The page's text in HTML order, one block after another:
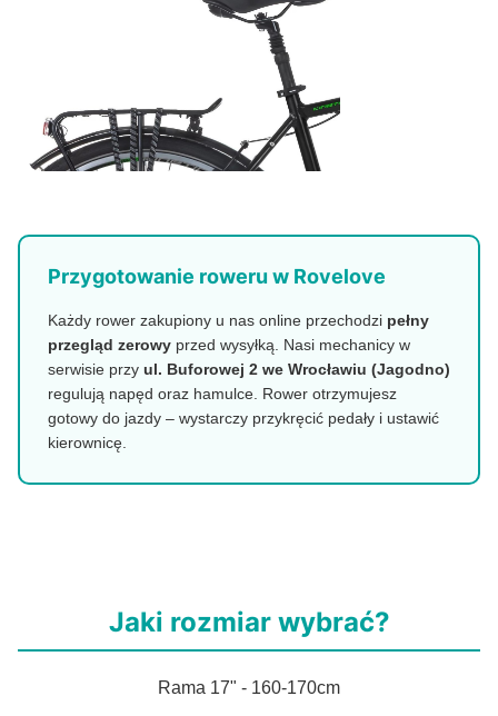
Przygotowanie roweru w Rovelove
Każdy rower zakupiony u nas online przechodzi pełny
przegląd zerowy przed wysyłką. Nasi mechanicy w
serwisie przy ul. Buforowej 2 we Wrocławiu (Jagodno)
regulują napęd oraz hamulce. Rower otrzymujesz
gotowy do jazdy – wystarczy przykręcić pedały i ustawić
kierownicę.
Jaki rozmiar wybrać?
Rama 17" - 160-170cm